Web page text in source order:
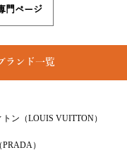
門ページ
ランド一覧
トン（LOUIS VUITTON）
）